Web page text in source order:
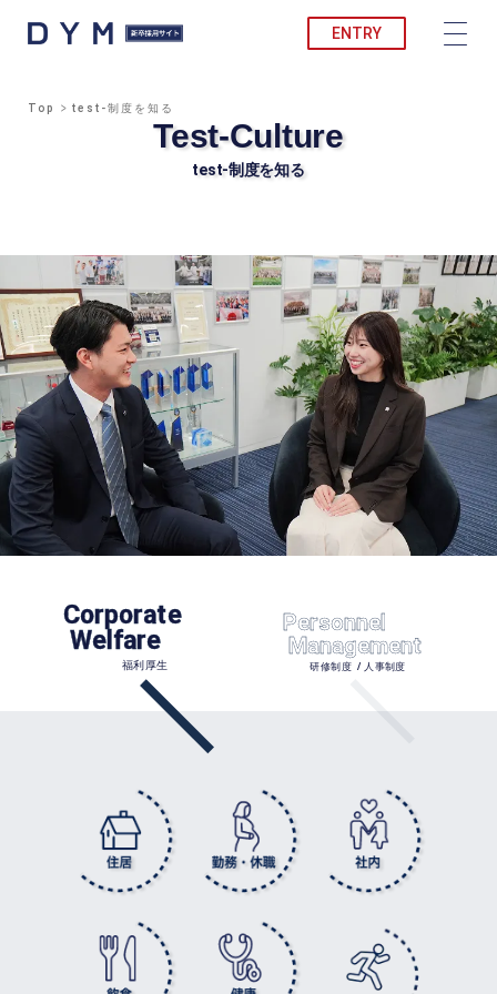
ENTRY
Top test-制度を知る
Test-Culture
test-制度を知る
福利厚生
Corporate
Welfare
研修制度 / 人事制度
Personnel
Management